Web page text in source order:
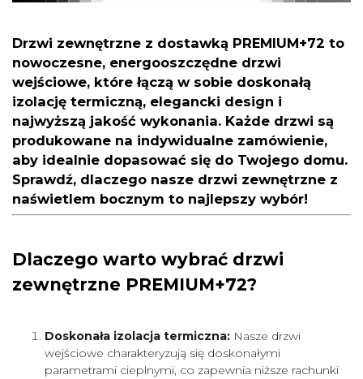
Drzwi zewnętrzne z dostawką PREMIUM+72 to
nowoczesne, energooszczędne drzwi
wejściowe, które łączą w sobie doskonałą
izolację termiczną, elegancki design i
najwyższą jakość wykonania. Każde drzwi są
produkowane na indywidualne zamówienie,
aby idealnie dopasować się do Twojego domu.
Sprawdź, dlaczego nasze drzwi zewnętrzne z
naświetlem bocznym to najlepszy wybór!
Dlaczego warto wybrać drzwi
zewnętrzne PREMIUM+72?
Doskonała izolacja termiczna: Nasze drzwi
wejściowe charakteryzują się doskonałymi
parametrami cieplnymi, co zapewnia niższe rachunki